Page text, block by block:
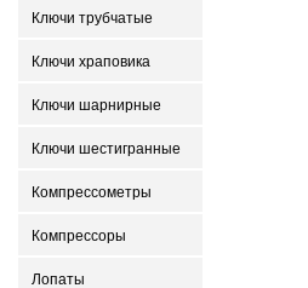
Ключи трубчатые
Ключи храповика
Ключи шарнирные
Ключи шестигранные
Компрессометры
Компрессоры
Лопаты